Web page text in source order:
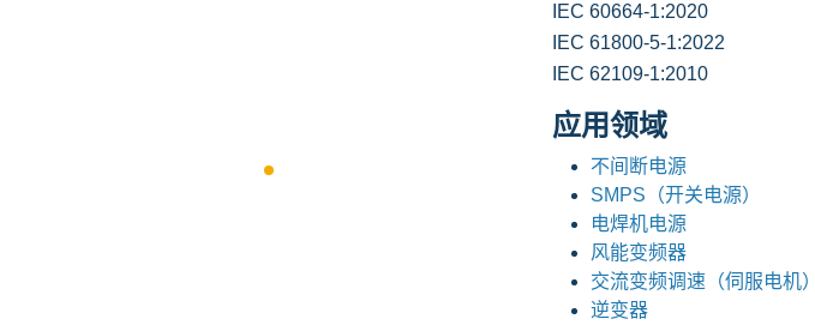
IEC 60664-1:2020
IEC 61800-5-1:2022
IEC 62109-1:2010
应用领域
不间断电源
SMPS（开关电源）
电焊机电源
风能变频器
交流变频调速（伺服电机）
逆变器